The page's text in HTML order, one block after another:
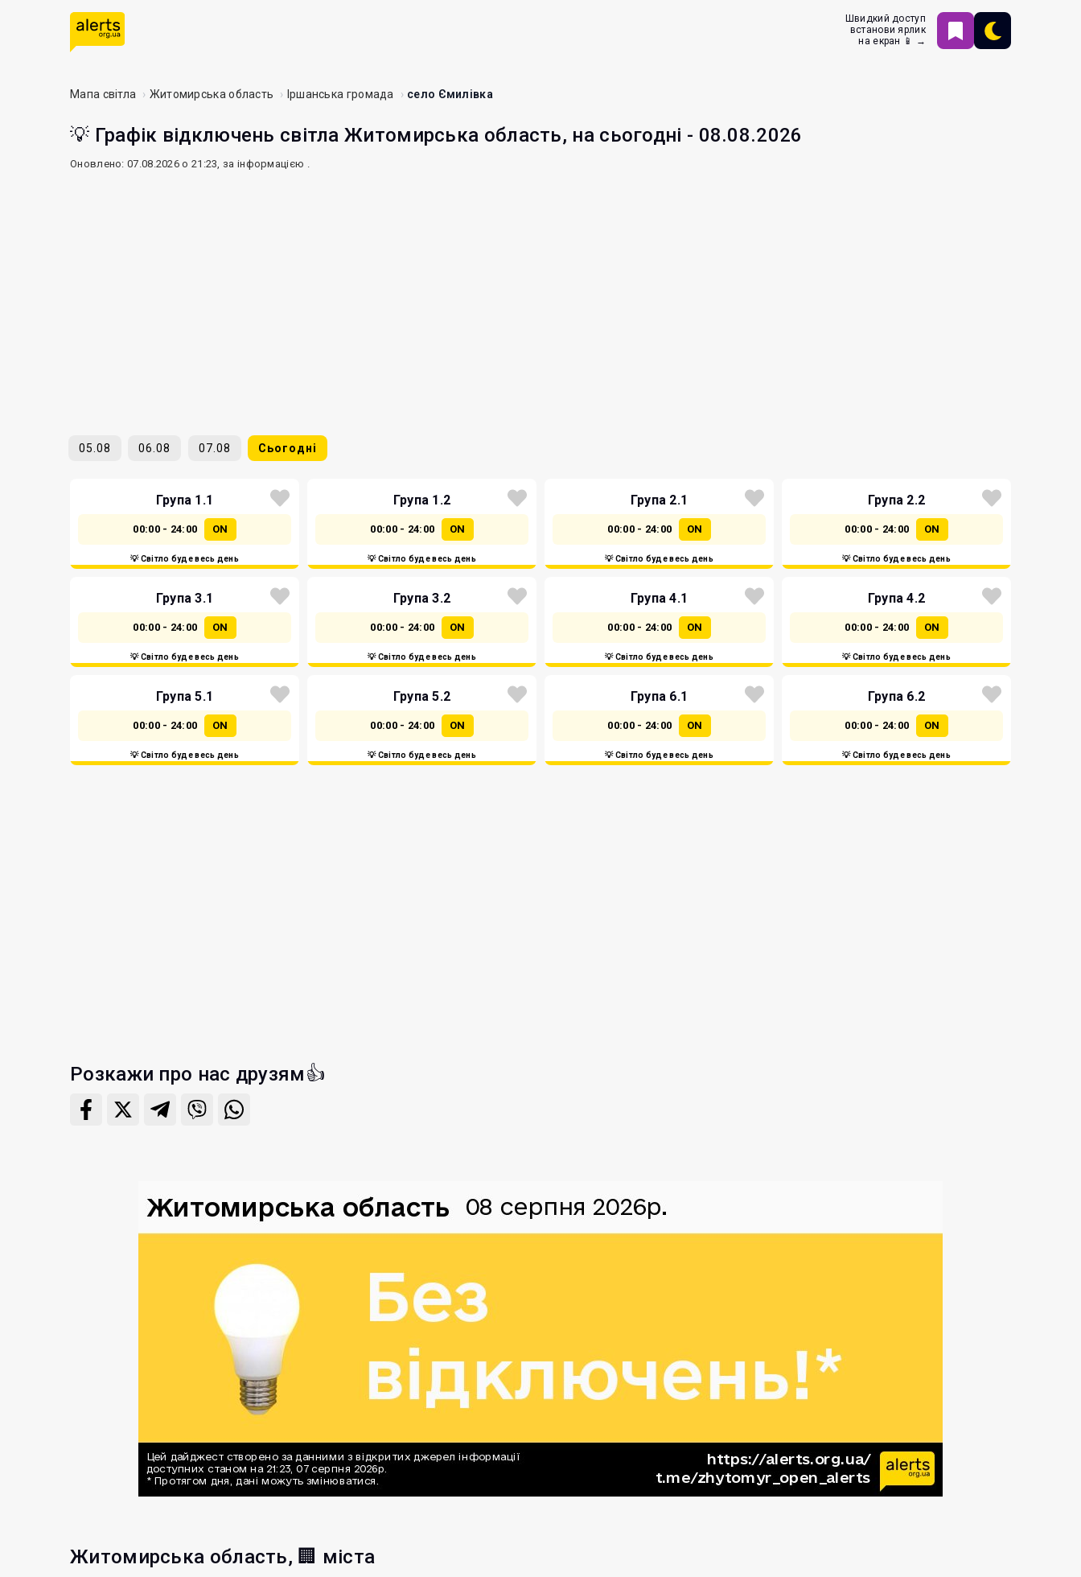
Швидкий доступ
встанови ярлик
на екран 📱 →
Мапа світла Житомирська область Іршанська громада село Ємилівка
💡 Графік відключень світла Житомирська область, на сьогодні - 08.08.2026
Оновлено: 07.08.2026 о 21:23, за інформацією .
05.08 06.08 07.08 Сьогодні
Група 1.1
00:00 - 24:00 ON
💡 Світло буде весь день
Група 1.2
00:00 - 24:00 ON
💡 Світло буде весь день
Група 2.1
00:00 - 24:00 ON
💡 Світло буде весь день
Група 2.2
00:00 - 24:00 ON
💡 Світло буде весь день
Група 3.1
00:00 - 24:00 ON
💡 Світло буде весь день
Група 3.2
00:00 - 24:00 ON
💡 Світло буде весь день
Група 4.1
00:00 - 24:00 ON
💡 Світло буде весь день
Група 4.2
00:00 - 24:00 ON
💡 Світло буде весь день
Група 5.1
00:00 - 24:00 ON
💡 Світло буде весь день
Група 5.2
00:00 - 24:00 ON
💡 Світло буде весь день
Група 6.1
00:00 - 24:00 ON
💡 Світло буде весь день
Група 6.2
00:00 - 24:00 ON
💡 Світло буде весь день
Розкажи про нас друзям👍
Житомирська область, 🏢 міста